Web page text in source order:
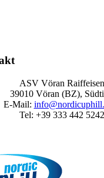
ASV Vöran Raiffeisen
39010 Vöran (BZ),
E‑Mail:
Tel: +39 333 442 5242